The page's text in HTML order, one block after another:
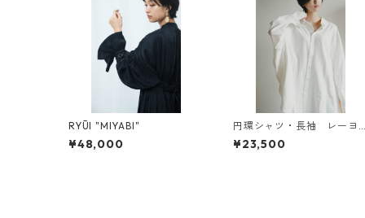
RYŪI "MIYABI"
¥48,000
円環シャツ・長袖 レーヨ
ン×コットン素材使用
¥23,500